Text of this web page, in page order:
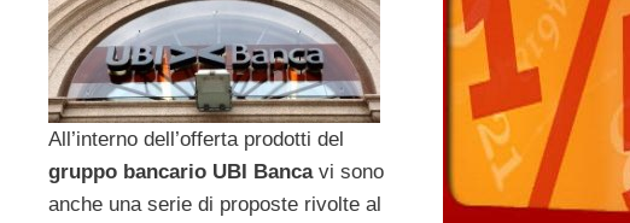
All’interno dell’offerta prodotti del
gruppo bancario UBI Bancavi sono
anche una serie di proposte rivolte al